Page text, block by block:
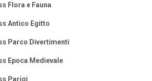
Flora e Fauna
Antico Egitto
Parco Divertimenti
Epoca Medievale
Parigi